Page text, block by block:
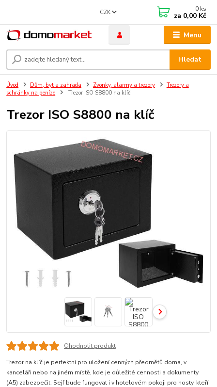
Menu
CZK
Hledat
0 ks
za 0,00 Kč
Úvod Dům, byt a zahrada Zvonky, alarmy a trezory
Trezory a
schránky na peníze
Trezor ISO S8800 na klíč
Trezor ISO S8800 na klíč
Ohodnotit produkt
Trezor na klíč je perfektní pro uložení cenných předmětů doma, v
kanceláři nebo na jiném místě, kde je důležité cennosti a dokumenty
(A5) zabezpečit. Sejf bude fungovat i v hotelovém pokoji pro hosty, kteří